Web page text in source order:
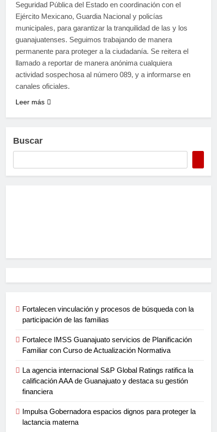
Seguridad Pública del Estado en coordinación con el
Ejército Mexicano, Guardia Nacional y policías
municipales, para garantizar la tranquilidad de las y los
guanajuatenses. Seguimos trabajando de manera
permanente para proteger a la ciudadanía. Se reitera el
llamado a reportar de manera anónima cualquiera
actividad sospechosa al número 089, y a informarse en
canales oficiales.
Leer más
Buscar
Fortalecen vinculación y procesos de búsqueda con la
participación de las familias
Fortalece IMSS Guanajuato servicios de Planificación
Familiar con Curso de Actualización Normativa
La agencia internacional S&P Global Ratings ratifica la
calificación AAA de Guanajuato y destaca su gestión
financiera
Impulsa Gobernadora espacios dignos para proteger la
lactancia materna